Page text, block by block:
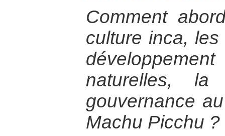
Comment
culture inca,
naturelles, la
gouvernance
Machu Picchu ?